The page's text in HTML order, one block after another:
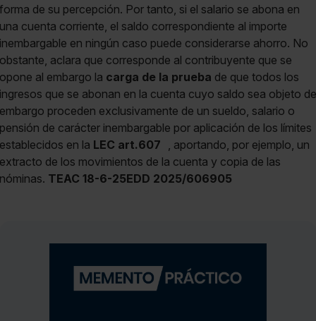
forma de su percepción. Por tanto, si el salario se abona en
una cuenta corriente, el saldo correspondiente al importe
inembargable en ningún caso puede considerarse ahorro. No
obstante, aclara que corresponde al contribuyente que se
opone al embargo la carga de la prueba de que todos los
ingresos que se abonan en la cuenta cuyo saldo sea objeto de
embargo proceden exclusivamente de un sueldo, salario o
pensión de carácter inembargable por aplicación de los límites
establecidos en la LEC art.607 , aportando, por ejemplo, un
extracto de los movimientos de la cuenta y copia de las
nóminas. TEAC 18-6-25EDD 2025/606905